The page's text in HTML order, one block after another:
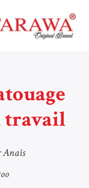
travail
Anaîs